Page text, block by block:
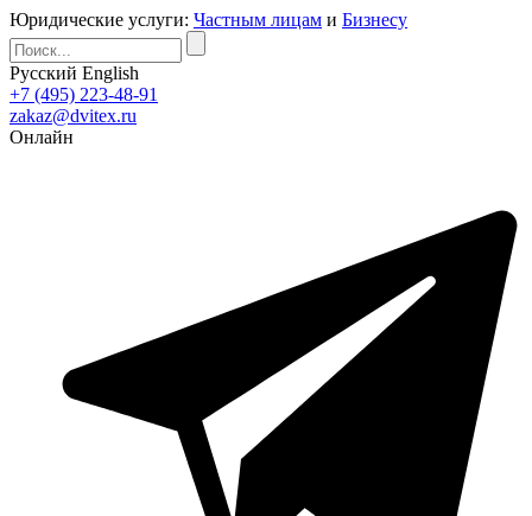
Юридические услуги: Частным лицам и Бизнесу
Русский English
+7 (495) 223-48-91
zakaz@dvitex.ru
Онлайн